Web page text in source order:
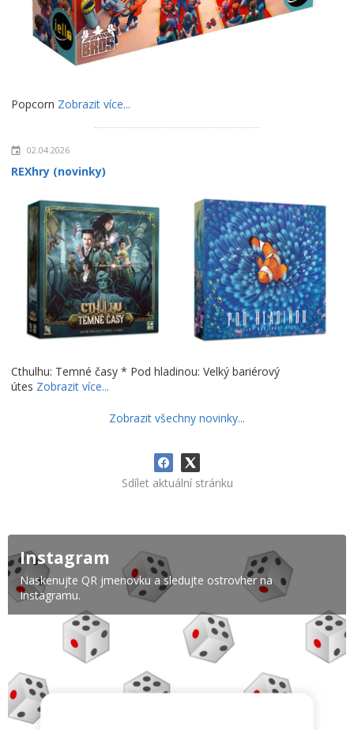
Popcorn Zobrazit více...
02.04.2026
REXhry (novinky)
Cthulhu: Temné časy * Pod hladinou: Velký bariérový
útes Zobrazit více...
Zobrazit všechny novinky...
Sdílet aktuální stránku
Instagram
Naskenujte QR jmenovku a sledujte ostrovher na
Instagramu.